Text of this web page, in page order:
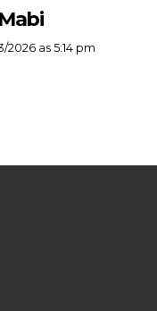
2026 as 5:14 pm